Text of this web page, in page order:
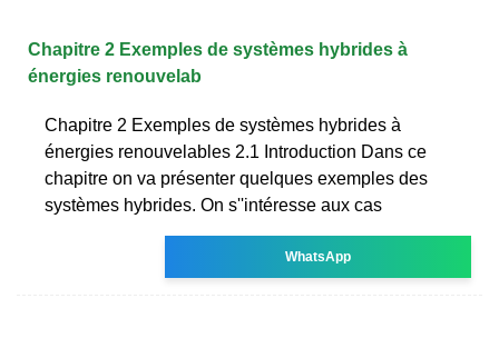
Chapitre 2 Exemples de systèmes hybrides à
énergies renouvelab
Chapitre 2 Exemples de systèmes hybrides à
énergies renouvelables 2.1 Introduction Dans ce
chapitre on va présenter quelques exemples des
systèmes hybrides. On s''intéresse aux cas
WhatsApp